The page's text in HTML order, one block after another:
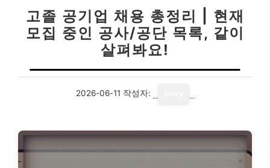
고졸 공기업 채용 총정리 | 현재
모집 중인 공사/공단 목록, 같이
살펴봐요!
2026-06-11 작성자: